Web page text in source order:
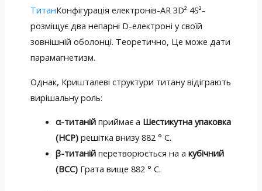
ТитанКонфігурація електронів-AR 3D² 4S²-
розміщує два непарні D-електроні у своїй
зовнішній оболонці. Теоретично, Це може дати
парамагнетизм.
Однак, Кришталеві структури титану відіграють
вирішальну роль:
α-титаній приймає a Шестикутна упаковка
(HCP) решітка внизу 882 ° C.
β-титаній перетворюється на aкубічний
(BCC) Грата вище 882 ° C.